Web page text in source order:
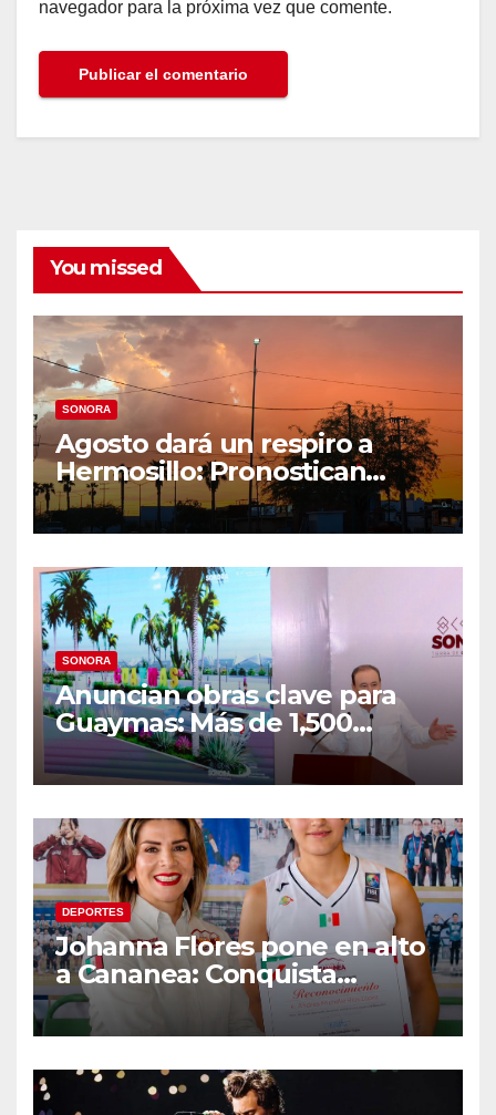
navegador para la próxima vez que comente.
You missed
SONORA
Agosto dará un respiro a
Hermosillo: Pronostican
semana lluviosa y
temperaturas de hasta 34°C
SONORA
Anuncian obras clave para
Guaymas: Más de 1,500
viviendas, modernización del
malecón y nuevo hospital del
DEPORTES
Johanna Flores pone en alto
a Cananea: Conquista
medalla de plata con la
Selección Mexicana Sub-20
Centroamericanos